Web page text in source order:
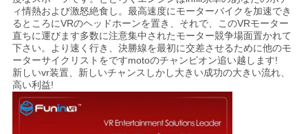
地
図
PRIVACY
POLICY
ィ情熱および激怒絶食し。最高速度にモーターバイクを加速でき
るところにVRのヘッドホーンを置き、それで、このVRモーター
直ちに運びます多数に注意集中されたモーター競争場面置かれて
下さい。より速く行き、決勝線を最初に交差させるために他のモ
ーターサイクリストをですmotoのチャンピオン追い越します!
新しいvr装置、新しいチャンスしかし大きい成功の大きい流れ、
高い利益!